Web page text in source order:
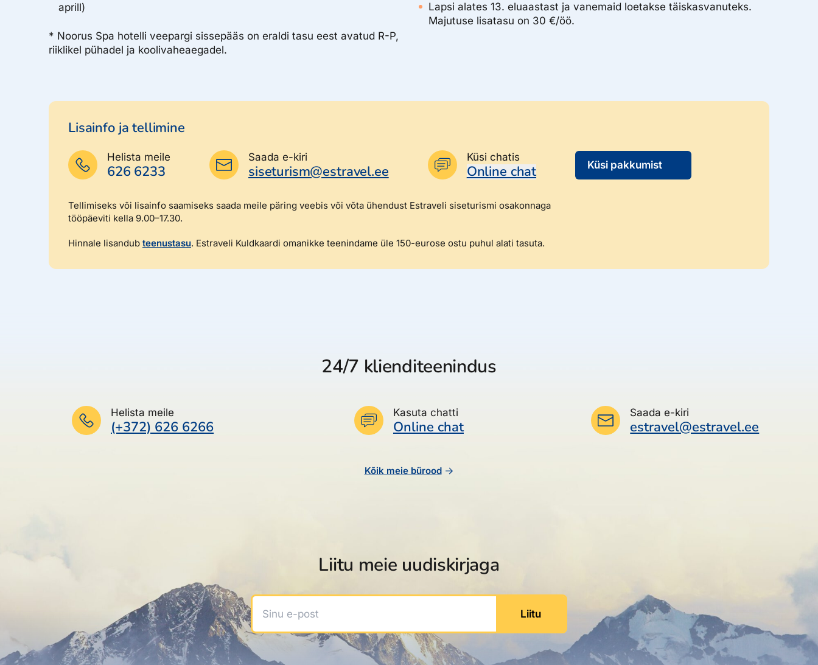
aprill)
* Noorus Spa hotelli veepargi sissepääs on eraldi tasu eest avatud R-P,
riiklikel pühadel ja koolivaheaegadel.
Lapsi alates 13. eluaastast ja vanemaid loetakse täiskasvanuteks.
Majutuse lisatasu on 30 €/öö.
Lisainfo ja tellimine
Helista meile
626 6233
Saada e-kiri
siseturism@estravel.ee
Küsi chatis
Online chat Küsi pakkumist
Tellimiseks või lisainfo saamiseks saada meile päring veebis või võta ühendust Estraveli siseturismi osakonnaga
tööpäeviti kella 9.00–17.30.
Hinnale lisandub teenustasu. Estraveli Kuldkaardi omanikke teenindame üle 150-eurose ostu puhul alati tasuta.
24/7 klienditeenindus
Helista meile
(+372) 626 6266
Kasuta chatti
Online chat
Saada e-kiri
estravel@estravel.ee
Kõik meie bürood
Liitu meie uudiskirjaga
Sinu e-post
Liitu